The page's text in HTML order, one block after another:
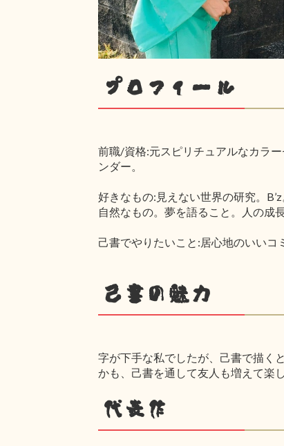
プロフィール
前職/資格:元スピリチュアルなカラ
ンダー。
好きなもの:見えない世界の研究。B’z
自然なもの。夢を語ること。人の成
己書でやりたいこと:居心地のいいコ
己書の魅力
字が下手な私でしたが、己書で描く
かも、己書を通して友人も増えて楽
代表作